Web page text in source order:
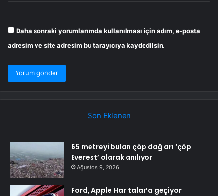
Daha sonraki yorumlarımda kullanılması için adım, e-posta
adresim ve site adresim bu tarayıcıya kaydedilsin.
Son Eklenen
65 metreyi bulan çöp dağları ‘çöp
Everest’ olarak anılıyor
Ağustos 9, 2026
Ford, Apple Haritalar’a geçiyor